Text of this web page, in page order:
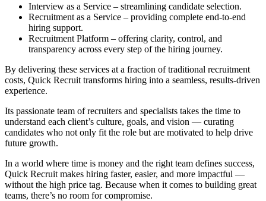
Interview as a Service – streamlining candidate selection.
Recruitment as a Service – providing complete end-to-end
hiring support.
Recruitment Platform – offering clarity, control, and
transparency across every step of the hiring journey.
By delivering these services at a fraction of traditional recruitment
costs, Quick Recruit transforms hiring into a seamless, results-driven
experience.
Its passionate team of recruiters and specialists takes the time to
understand each client’s culture, goals, and vision — curating
candidates who not only fit the role but are motivated to help drive
future growth.
In a world where time is money and the right team defines success,
Quick Recruit makes hiring faster, easier, and more impactful —
without the high price tag. Because when it comes to building great
teams, there’s no room for compromise.